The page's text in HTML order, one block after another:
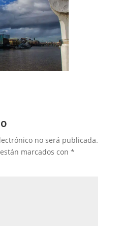
no será publicada.
marcados con *